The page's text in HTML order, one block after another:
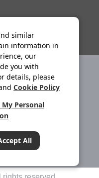
ースリリース
テムメンテナンス
similar
information in
our
you with
details, please
Cookie Policy
My Personal
All